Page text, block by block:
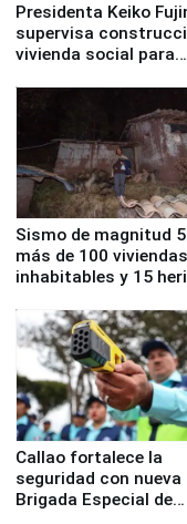
Presidenta Keiko
supervisa
vivienda social para
Sismo de magnitud
más de 100 viviendas
inhabitables y 15
Callao fortalece la
seguridad con nueva
Brigada Especial de